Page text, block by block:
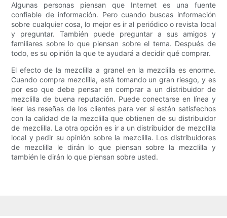
Algunas personas piensan que Internet es una fuente
confiable de información. Pero cuando buscas información
sobre cualquier cosa, lo mejor es ir al periódico o revista local
y preguntar. También puede preguntar a sus amigos y
familiares sobre lo que piensan sobre el tema. Después de
todo, es su opinión la que te ayudará a decidir qué comprar.
El efecto de la mezclilla a granel en la mezclilla es enorme.
Cuando compra mezclilla, está tomando un gran riesgo, y es
por eso que debe pensar en comprar a un distribuidor de
mezclilla de buena reputación. Puede conectarse en línea y
leer las reseñas de los clientes para ver si están satisfechos
con la calidad de la mezclilla que obtienen de su distribuidor
de mezclilla. La otra opción es ir a un distribuidor de mezclilla
local y pedir su opinión sobre la mezclilla. Los distribuidores
de mezclilla le dirán lo que piensan sobre la mezclilla y
también le dirán lo que piensan sobre usted.